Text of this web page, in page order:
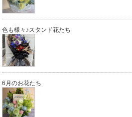
色も様々♪スタンド花たち
6月のお花たち